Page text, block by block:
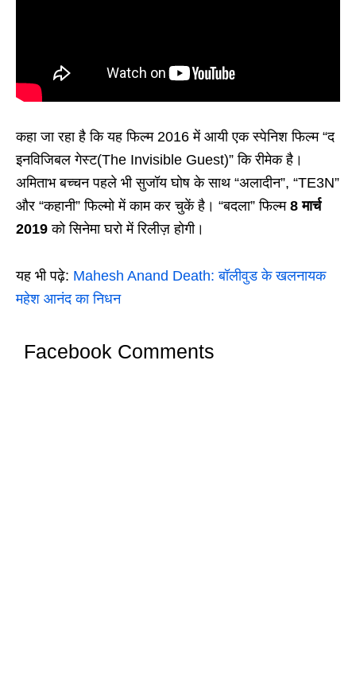
कहा जा रहा है कि यह फिल्म 2016 में आयी एक स्पेनिश फिल्म “द
इनविजिबल गेस्ट(The Invisible Guest)” कि रीमेक है।
अमिताभ बच्चन पहले भी सुजॉय घोष के साथ “अलादीन”, “TE3N”
और “कहानी” फिल्मो में काम कर चुकें है। “बदला” फिल्म 8 मार्च
2019 को सिनेमा घरो में रिलीज़ होगी।
यह भी पढ़े: Mahesh Anand Death: बॉलीवुड के खलनायक
महेश आनंद का निधन
Facebook Comments